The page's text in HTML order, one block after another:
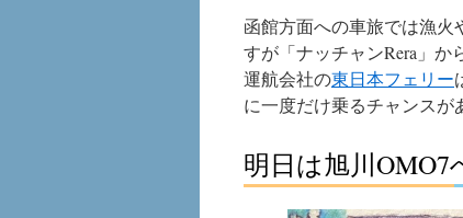
函館方面への車旅では漁火
すが「ナッチャンRera」か
運航会社の東日本フェリー
に一度だけ乗るチャンスが
明日は旭川OMO7